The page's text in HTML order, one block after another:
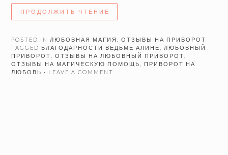
ПРОДОЛЖИТЬ ЧТЕНИЕ
POSTED IN ЛЮБОВНАЯ МАГИЯ ,ОТЗЫВЫ НА ПРИВОРОТ ·
TAGGED БЛАГОДАРНОСТИ ВЕДЬМЕ АЛИНЕ
ЛЮБОВНЫЙ
ПРИВОРОТ
,ОТЗЫВЫ НА ЛЮБОВНЫЙ ПРИВОРОТ
ОТЗЫВЫ НА МАГИЧЕСКУЮ ПОМОЩЬ
ПРИВОРОТ НА
ЛЮБОВЬ · LEAVE A COMMENT